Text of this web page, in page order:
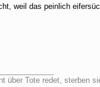
weil das peinlich
über Tote redet, sterben